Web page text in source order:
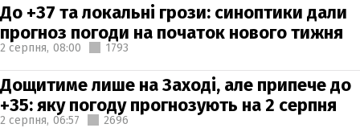
До +37 та локальні грози: синоптики дали
прогноз погоди на початок нового тижня
2 серпня, 08:00 1793
Дощитиме лише на Заході, але припече до
+35: яку погоду прогнозують на 2 серпня
2 серпня, 06:57 2696